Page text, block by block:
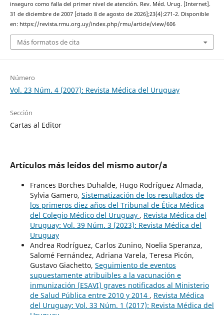
inseguro como falla del primer nivel de atención. Rev. Méd. Urug. [Internet].
31 de diciembre de 2007 [citado 8 de agosto de 2026];23(4):271-2. Disponible
en: https://revista.rmu.org.uy/index.php/rmu/article/view/606
Más formatos de cita
Número
Vol. 23 Núm. 4 (2007): Revista Médica del Uruguay
Sección
Cartas al Editor
Artículos más leídos del mismo autor/a
Frances Borches Duhalde, Hugo Rodríguez Almada,
Sylvia Gamero, Sistematización de los resultados de
los primeros diez años del Tribunal de Ética Médica
del Colegio Médico del Uruguay , Revista Médica del
Uruguay: Vol. 39 Núm. 3 (2023): Revista Médica del
Uruguay
Andrea Rodríguez, Carlos Zunino, Noelia Speranza,
Salomé Fernández, Adriana Varela, Teresa Picón,
Gustavo Giachetto, Seguimiento de eventos
supuestamente atribuibles a la vacunación e
inmunización (ESAVI) graves notificados al Ministerio
de Salud Pública entre 2010 y 2014 , Revista Médica
del Uruguay: Vol. 33 Núm. 1 (2017): Revista Médica del